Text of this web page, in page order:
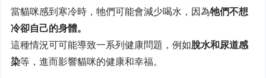
當貓咪感到寒冷時，牠們可能會減少喝水，因為牠們不想
冷卻自己的身體。
這種情況可可能導致一系列健康問題，例如脫水和尿道感
染等，進而影響貓咪的健康和幸福。